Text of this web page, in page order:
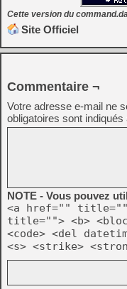
Cette version du
Site Officiel
Commentaire ¬
Votre adresse e-mail ne
obligatoires sont indiqués
NOTE - Vous pouvez
<a href=""
title=""> <b>
<code> <del
<s> <strike>